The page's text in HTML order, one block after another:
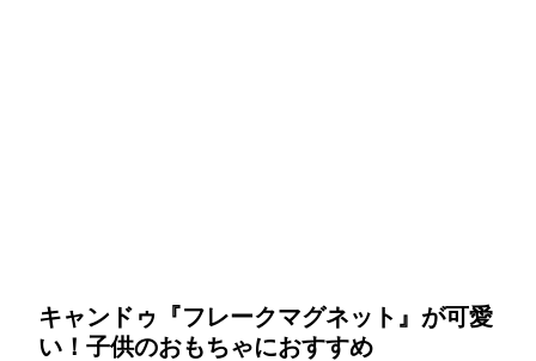
キャンドゥ『フレークマグネット』が可愛
い！子供のおもちゃにおすすめ